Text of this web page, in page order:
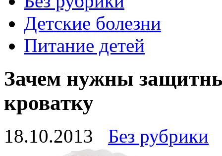
Детские болезни
Питание детей
Зачем нужны
кроватку
18.10.2013 Без рубрики